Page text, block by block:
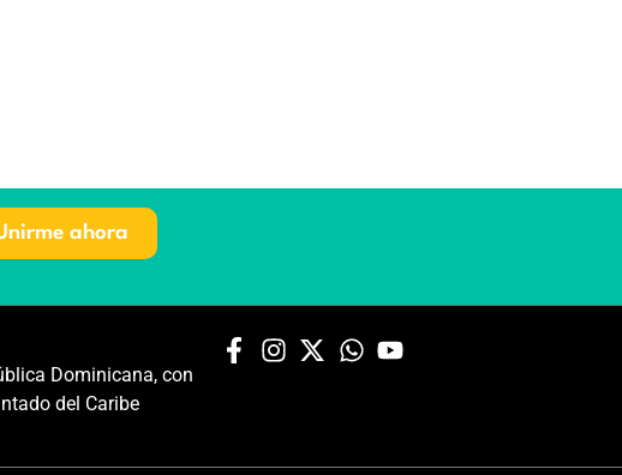
ahora
Dominicana, con
del Caribe